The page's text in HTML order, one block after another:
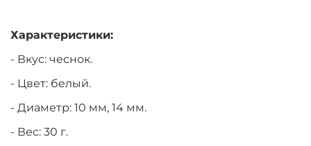
Характеристики:
- Вкус: чеснок.
- Цвет: белый.
- Диаметр: 10 мм, 14 мм.
- Вес: 30 г.